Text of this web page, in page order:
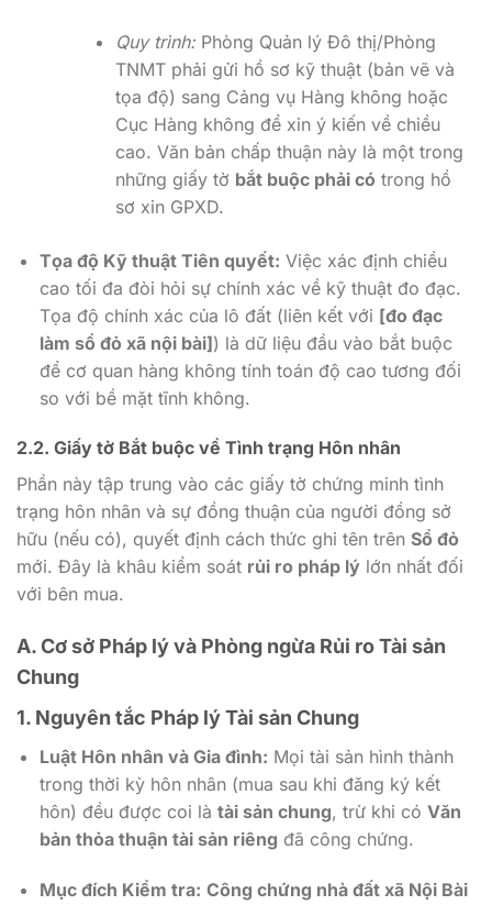
Quy trình:Phòng Quản lý Đô thị/Phòng
TNMT phải gửi hồ sơ kỹ thuật (bản vẽ và
tọa độ) sang Cảng vụ Hàng không hoặc
Cục Hàng không để xin ý kiến về chiều
cao. Văn bản chấp thuận này là một trong
những giấy tờ bắt buộc phải có trong hồ
sơ xin GPXD.
Tọa độ Kỹ thuật Tiên quyết: Việc xác định chiều
cao tối đa đòi hỏi sự chính xác về kỹ thuật đo đạc.
Tọa độ chính xác của lô đất (liên kết với [đo đạc
làm sổ đỏ xã nội bài]) là dữ liệu đầu vào bắt buộc
để cơ quan hàng không tính toán độ cao tương đối
so với bề mặt tĩnh không.
2.2. Giấy tờ Bắt buộc về Tình trạng Hôn nhân
Phần này tập trung vào các giấy tờ chứng minh tình
trạng hôn nhân và sự đồng thuận của người đồng sở
hữu (nếu có), quyết định cách thức ghi tên trên Sổ đỏ
mới. Đây là khâu kiểm soát rủi ro pháp lý lớn nhất đối
với bên mua.
A. Cơ sở Pháp lý và Phòng ngừa Rủi ro Tài sản
Chung
1. Nguyên tắc Pháp lý Tài sản Chung
Luật Hôn nhân và Gia đình: Mọi tài sản hình thành
trong thời kỳ hôn nhân (mua sau khi đăng ký kết
hôn) đều được coi là tài sản chung, trừ khi có Văn
bản thỏa thuận tài sản riêng đã công chứng.
Mục đích Kiểm tra: Công chứng nhà đất xã Nội Bài